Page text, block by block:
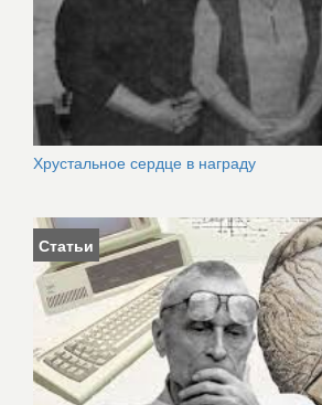
Хрустальное сердце в награду
Статьи